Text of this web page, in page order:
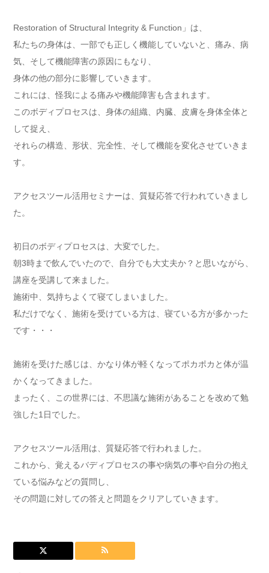
Restoration of Structural Integrity & Function」は、
私たちの身体は、一部でも正しく機能していないと、痛み、病
気、そして機能障害の原因にもなり、
身体の他の部分に影響していきます。
これには、怪我による痛みや機能障害も含まれます。
このボディプロセスは、身体の組織、内臓、皮膚を身体全体と
して捉え、
それらの構造、形状、完全性、そして機能を変化させていきま
す。
アクセスツール活用セミナーは、質疑応答で行われていきまし
た。
初日のボディプロセスは、大変でした。
朝3時まで飲んでいたので、自分でも大丈夫か？と思いながら、
講座を受講して来ました。
施術中、気持ちよくて寝てしまいました。
私だけでなく、施術を受けている方は、寝ている方が多かった
です・・・
施術を受けた感じは、かなり体が軽くなってポカポカと体が温
かくなってきました。
まったく、この世界には、不思議な施術があることを改めて勉
強した1日でした。
アクセスツール活用は、質疑応答で行われました。
これから、覚えるバディプロセスの事や病気の事や自分の抱え
ている悩みなどの質問し、
その問題に対しての答えと問題をクリアしていきます。